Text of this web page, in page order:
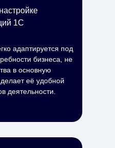
1С
адаптируется под
бизнеса, не
в основную
её удобной
деятельности.